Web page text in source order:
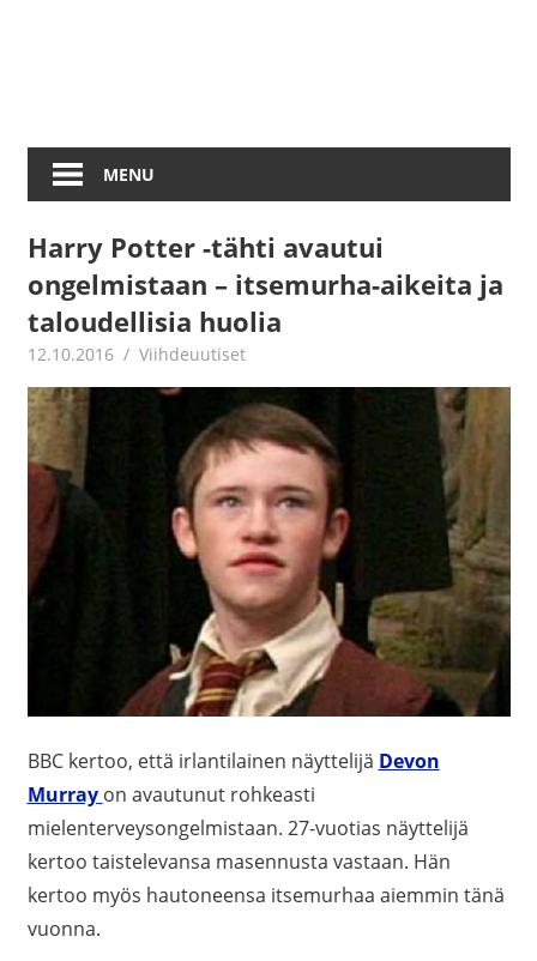
MENU
Harry Potter -tähti avautui
ongelmistaan – itsemurha-aikeita ja
taloudellisia huolia
12.10.2016 Jouni Hirn
Viihdeuutiset
BBC kertoo, että irlantilainen näyttelijä Devon
Murray on avautunut rohkeasti
mielenterveysongelmistaan. 27-vuotias näyttelijä
kertoo taistelevansa masennusta vastaan. Hän
kertoo myös hautoneensa itsemurhaa aiemmin tänä
vuonna.